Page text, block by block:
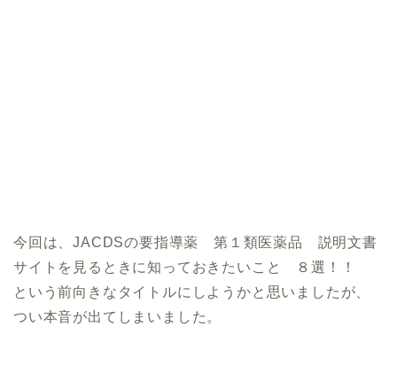
今回は、JACDSの要指導薬 第１類医薬品 説明文書
サイトを見るときに知っておきたいこと ８選！！
という前向きなタイトルにしようかと思いましたが、
つい本音が出てしまいました。